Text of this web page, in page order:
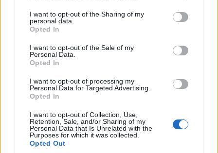
not limited to your visit or usage behaviour. You may click to
grant or deny consent to Google and its third-party tags to
use your data for below specified purposes in below Google
consent section.
I want to opt-out of the Sharing of my
personal data.
Opted In
I want to opt-out of the Sale of my
Personal Data.
Opted In
I want to opt-out of processing my
Personal Data for Targeted Advertising.
Opted In
I want to opt-out of Collection, Use,
Retention, Sale, and/or Sharing of my
Personal Data that Is Unrelated with the
Purposes for which it was collected.
Opted Out
ΕΚΔΗΛΩΣΕΙΣ
Η λύρα θα ηχήσει στη Βεγόρα της Φλώρινας, στο
μεγάλο ποντιακό γλέντι
1/08/2026 - 10:40μμ